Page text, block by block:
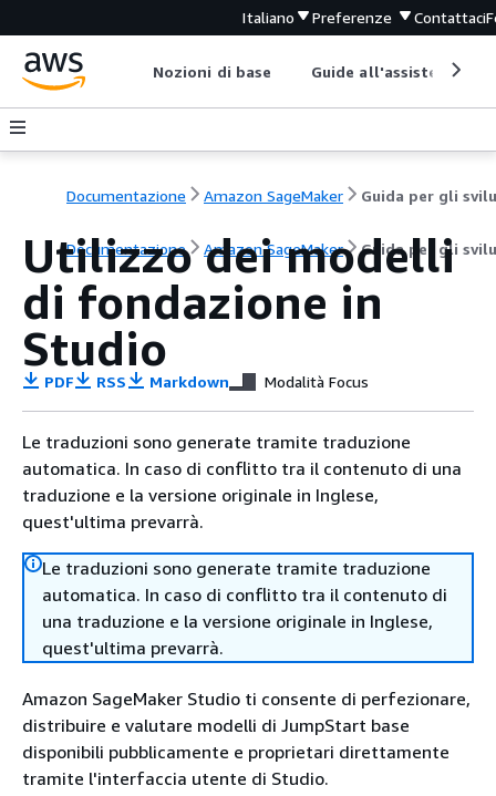
Italiano Preferenze Contattaci
Nozioni di base Guide all'assistenza
Documentazione Amazon SageMaker
Documentazione Amazon SageMaker Guida per gli
Utilizzo dei modelli
di fondazione in
Studio
PDF RSS Markdown Modalità Focus
Le traduzioni sono generate tramite traduzione
automatica. In caso di conflitto tra il contenuto di una
traduzione e la versione originale in Inglese,
quest'ultima prevarrà.
Le traduzioni sono generate tramite traduzione
automatica. In caso di conflitto tra il contenuto di
una traduzione e la versione originale in Inglese,
quest'ultima prevarrà.
Amazon SageMaker Studio ti consente di perfezionare,
distribuire e valutare modelli di JumpStart base
disponibili pubblicamente e proprietari direttamente
tramite l'interfaccia utente di Studio.